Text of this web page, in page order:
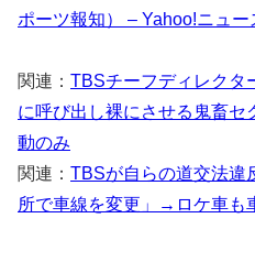
ポーツ報知） – Yahoo!ニュー
関連： TBSチーフディレクタ
に呼び出し裸にさせる鬼畜
動のみ
関連： TBSが自らの道交法違
所で車線を変更」→ロケ車も